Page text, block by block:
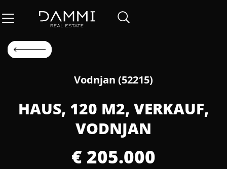
Vodnjan (52215)
HAUS, 120 M2, VERKAUF,
VODNJAN
€ 205.000